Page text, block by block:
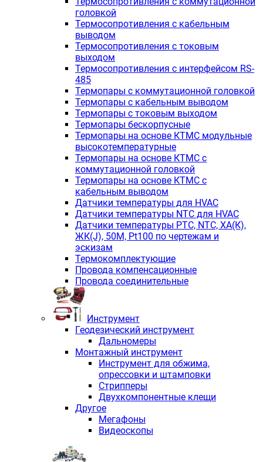
головкой
Термосопротивления с кабельным
выводом
Термосопротивления с токовым
выходом
Термосопротивления с интерфейсом RS-
485
Термопары с коммутационной головкой
Термопары с кабельным выводом
Термопары с токовым выходом
Термопары бескорпусные
Термопары на основе КТМС модульные
высокотемпературные
Термопары на основе КТМС с
коммутационной головкой
Термопары на основе КТМС с
кабельным выводом
Датчики температуры для HVAC
Датчики температуры NTC для HVAC
Датчики температуры PTС, NTC, ХА(К),
ЖК(J), 50М, Pt100 по чертежам и
эскизам
Термокомплектующие
Провода компенсационные
Провода соединительные
Инструмент
Геодезический инструмент
Дальномеры
Монтажный инструмент
Инструмент для обжима,
опрессовки и штамповки
Стрипперы
Двухкомпонентные клещи
Другое
Мегафоны
Видеоскопы